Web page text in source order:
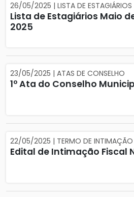
26/05/2025 | LISTA DE ESTAGIÁRIOS
Lista de Estagiários Maio
2025
23/05/2025 | ATAS DE CONSELHO
1º Ata do Conselho
22/05/2025 | TERMO DE INTIMAÇÃO
Edital de Intimação Fiscal